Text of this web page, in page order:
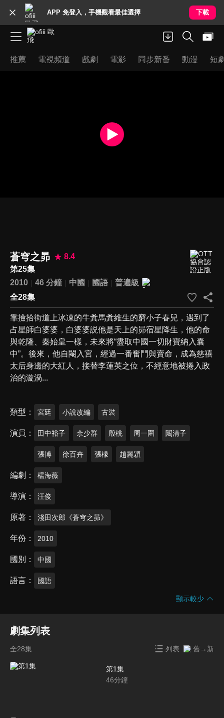
APP 免登入，手機觀看最佳選擇 下載
推薦 電視頻道 戲劇 電影 同步新番 動漫 短
蒼穹之昴
8.4
第25集
2010
46 分鐘 中國 國語
普遍級
全28集
靠撿拾街道上冰凍的牛糞馬糞維生的窮小子春兒，遇到了
占星師白婆婆，白婆婆説他是天上的昴宿星降生，他的命
與乾隆、秦始皇一樣，未來將“盡取中國一切財寶納入囊
中”。後來，他自閹入宮，經過一番奮鬥與賣命，成為慈禧
太后身邊的大紅人，接替李蓮英之位，不經意地被捲入政
治的漩渦...
類型 宮廷 小說改編 古裝
演員 田中裕子 余少群 殷桃 周一圍 闞清子
張博 徐百卉 張檬 趙麗穎
編劇 楊海薇
導演 汪俊
原著 淺田次郎《蒼穹之昴》
年份 2010
國別 中國
語言 國語
顯示較少
劇集列表
全28集 列表 舊→新
第1集
46分鐘